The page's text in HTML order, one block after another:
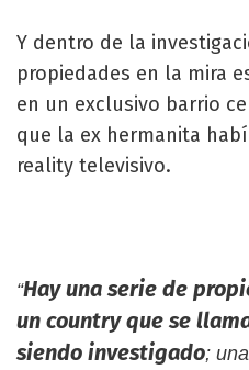
Y dentro de la
propiedades en la mira
en un exclusivo barrio
que la ex hermanita
reality televisivo.
“Hay una serie de
un country que se
siendo investigado;